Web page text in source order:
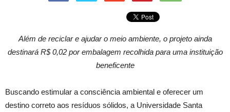
Além de reciclar e ajudar o meio ambiente, o projeto ainda
destinará R$ 0,02 por embalagem recolhida para uma instituição
beneficente
Buscando estimular a consciência ambiental e oferecer um
destino correto aos resíduos sólidos, a Universidade Santa